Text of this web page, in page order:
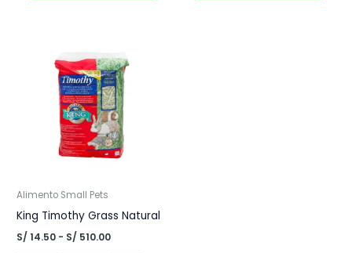
Alimento Small Pets
King Timothy Grass Natural
S/ 14.50 - S/ 510.00Rango